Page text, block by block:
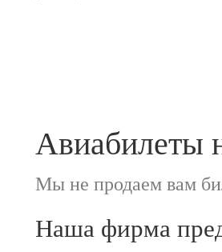
Авиабилеты
Мы не продаем вам
Наша фирма